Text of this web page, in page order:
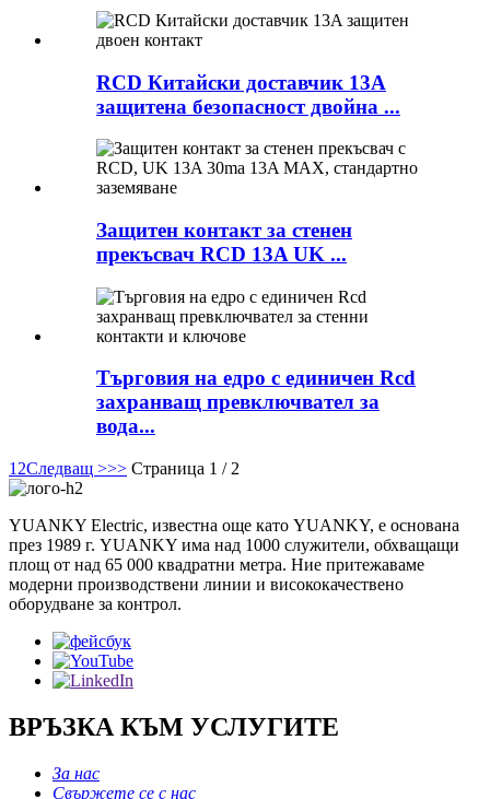
RCD Китайски доставчик 13A
защитена безопасност двойна ...
Защитен контакт за стенен
прекъсвач RCD 13A UK ...
Търговия на едро с единичен Rcd
захранващ превключвател за
вода...
1 2Следващ >>> Страница 1 / 2
YUANKY Electric, известна още като YUANKY, е основана
през 1989 г. YUANKY има над 1000 служители, обхващащи
площ от над 65 000 квадратни метра. Ние притежаваме
модерни производствени линии и висококачествено
оборудване за контрол.
ВРЪЗКА КЪМ УСЛУГИТЕ
За нас
Свържете се с нас